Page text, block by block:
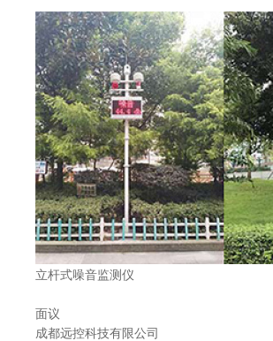
立杆式噪音监测仪
面议
成都远控科技有限公司